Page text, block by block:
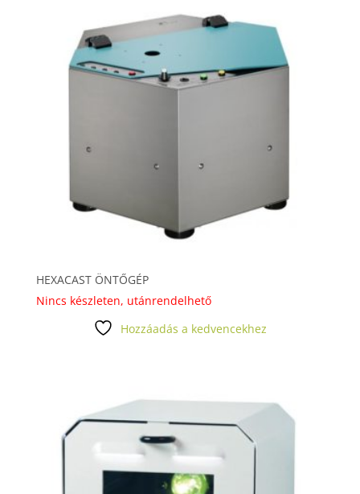
HEXACAST ÖNTŐGÉP
Nincs készleten, utánrendelhető
Hozzáadás a kedvencekhez